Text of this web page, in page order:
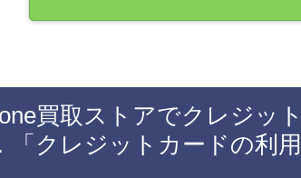
買取ストアでクレジッ
「クレジットカードの利